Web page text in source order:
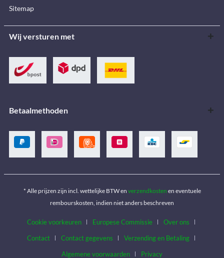
Sitemap
Wij versturen met
Betaalmethoden
* Alle prijzen zijn incl. wettelijke BTW en verzendkosten en eventuele
rembourskosten, indien niet anders beschreven
Cookie voorkeuren Europese Commissie
Over ons
Contact
Contact gegevens
Verzending en Betaling
Algemene voorwaarden
Privacy